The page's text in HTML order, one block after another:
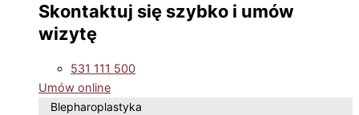
Skontaktuj się szybko i umów
wizytę
531 111 500
Umów online
Blepharoplastyka